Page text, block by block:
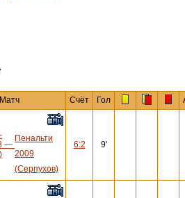
Матч Счёт Гол
—
Пенальти
2009
(Серпухов)
6:2 9'